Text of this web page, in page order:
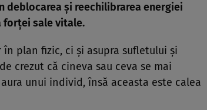
şi reechilibrarea energiei
forţei sale vitale.
plan fizic, ci şi asupra sufletului şi
crezut că cineva sau ceva se mai
unui individ, însă aceasta este calea